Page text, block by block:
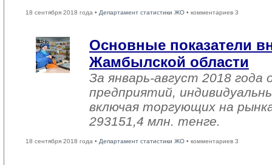
18 сентября 2018 года • Департамент статистики ЖО • комментариев 3
Основные показатели
Жамбылской области
За январь-август 2018
предприятий,
включая торгующих на
293151,4 млн. тенге.
18 сентября 2018 года • Департамент статистики ЖО • комментариев 3